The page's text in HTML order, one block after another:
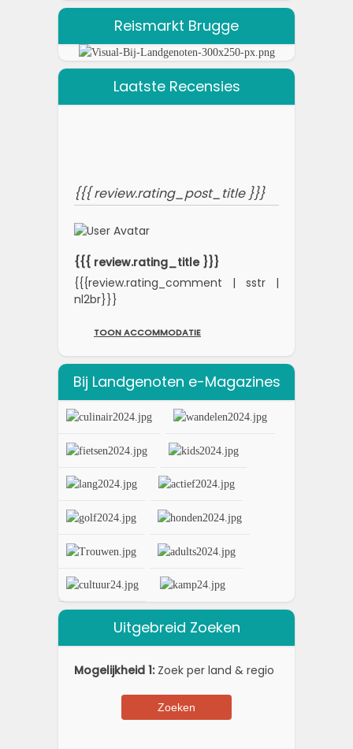
Reismarkt Brugge
Laatste Recensies
{{{ review.rating_post_title }}}
{{{ review.rating_title }}}
{{{review.rating_comment | sstr |
nl2br}}}
TOON ACCOMMODATIE
Bij Landgenoten e-Magazines
Uitgebreid Zoeken
Mogelijkheid 1:Zoek per land & regio